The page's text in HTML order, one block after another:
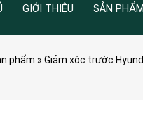
GIỚI THIỆU SẢN PHẨM
phẩm » Giảm xóc trước